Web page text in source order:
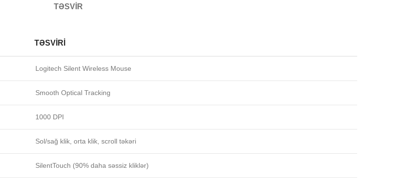
TƏSVIR
TƏSVIRI
Logitech Silent Wireless Mouse
Smooth Optical Tracking
1000 DPI
Sol/sağ klik, orta klik, scroll təkəri
SilentTouch (90% daha səssiz kliklər)